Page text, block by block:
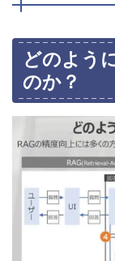
どのよう
のか？